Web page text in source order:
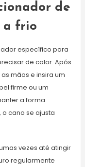
de
a frio
específico para
de calor. Após
mãos e insira um
firme ou um
a forma
cano se ajusta
vezes até atingir
regularmente